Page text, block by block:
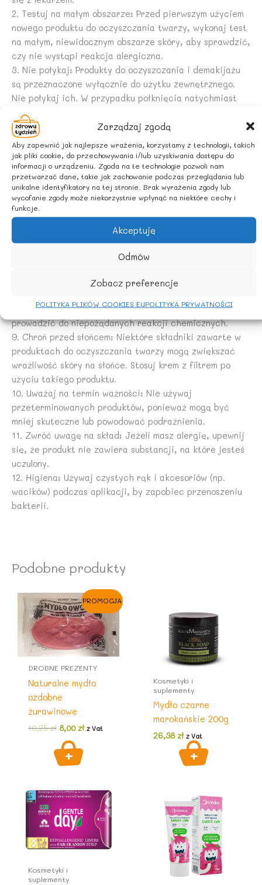
Zarządzaj zgodą
Aby zapewnić jak najlepsze wrażenia, korzystamy z technologii, takich
jak pliki cookie, do przechowywania i/lub uzyskiwania dostępu do
informacji o urządzeniu. Zgoda na te technologie pozwoli nam
przetwarzać dane, takie jak zachowanie podczas przeglądania lub
unikalne identyfikatory na tej stronie. Brak wyrażenia zgody lub
wycofanie zgody może niekorzystnie wpłynąć na niektóre cechy i
funkcje.
Akceptuję
Odmów
Zobacz preferencje
POLITYKA PLIKÓW COOKIES EUPOLITYKA PRYWATNOŚCI
2. Testuj na małym obszarze: Przed pierwszym użyciem
nowego produktu do oczyszczania twarzy, wykonaj test
na małym, niewidocznym obszarze skóry, aby sprawdzić,
czy nie wystąpi reakcja alergiczna.
3. Nie połykaj: Produkty do oczyszczania i demakijażu
są przeznaczone wyłącznie do użytku zewnętrznego.
Nie połykaj ich. W przypadku połknięcia natychmiast
skontaktuj się z lekarzem.
4. Przechowuj w bezpiecznym miejscu: Trzymaj produkty
do oczyszczania i demakijażu z dala od dzieci i
zwierząt.
5. Używaj zgodnie z instrukcją: Zawsze stosuj się do
instrukcji producenta dotyczących używania i
dawkowania produktu.
6. Unikaj podrażnień: Jeśli po użyciu produktu wystąpi
zaczerwienienie, swędzenie, pieczenie lub wysypka,
przerwij stosowanie i skonsultuj się z dermatologiem.
7. Ostrożnie z wrażliwą skórą: Jeśli masz skórę
do oczyszczania i demakijażu, ponieważ może to
prowadzić do niepożądanych reakcji chemicznych.
9. Chroń przed słońcem: Niektóre składniki zawarte w
produktach do oczyszczania twarzy mogą zwiększać
wrażliwość skóry na słońce. Stosuj krem z filtrem po
użyciu takiego produktu.
10. Uważaj na termin ważności: Nie używaj
przeterminowanych produktów, ponieważ mogą być
mniej skuteczne lub powodować podrażnienia.
11. Zwróć uwagę na skład: Jeżeli masz alergię, upewnij
się, że produkt nie zawiera substancji, na które jesteś
uczulony.
12. Higiena: Używaj czystych rąk i akcesoriów (np.
wacików) podczas aplikacji, by zapobiec przenoszeniu
bakterii.
Podobne produkty
PROMOCJA
DROBNE PREZENTY
Naturalne mydło
ozdobne
żurawinowe
10,25zł Pierwotna
wynosiła:
10,25 zł.
8,00złAktualna
z Vat
Kosmetyki i
suplementy
Mydło czarne
marokańskie 200g
26,38zł z Vat
Kosmetyki i
suplementy